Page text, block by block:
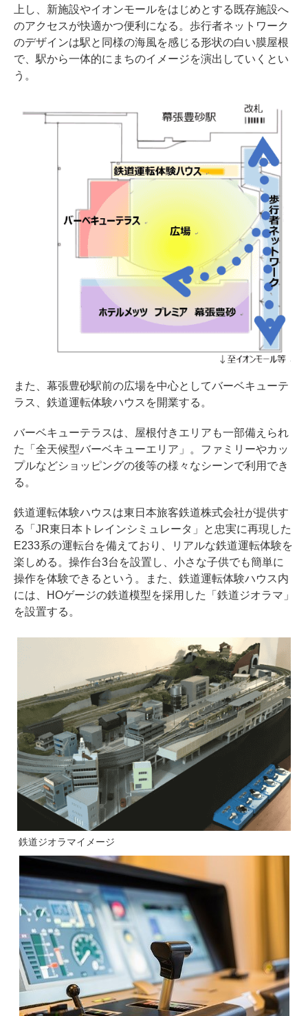
上し、新施設やイオンモールをはじめとする既存施設へ
のアクセスが快適かつ便利になる。歩行者ネットワーク
のデザインは駅と同様の海風を感じる形状の白い膜屋根
で、駅から一体的にまちのイメージを演出していくとい
う。
また、幕張豊砂駅前の広場を中心としてバーベキューテ
ラス、鉄道運転体験ハウスを開業する。
バーベキューテラスは、屋根付きエリアも一部備えられ
た「全天候型バーベキューエリア」。ファミリーやカッ
プルなどショッピングの後等の様々なシーンで利用でき
る。
鉄道運転体験ハウスは東日本旅客鉄道株式会社が提供す
る「JR東日本トレインシミュレータ」と忠実に再現した
E233系の運転台を備えており、リアルな鉄道運転体験を
楽しめる。操作台3台を設置し、小さな子供でも簡単に
操作を体験できるという。また、鉄道運転体験ハウス内
には、HOゲージの鉄道模型を採用した「鉄道ジオラマ」
を設置する。
鉄道ジオラマイメージ